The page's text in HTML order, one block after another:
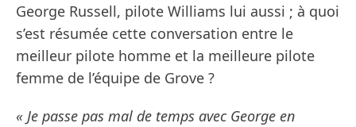
George Russell, pilote Williams lui aussi ; à quoi
s’est résumée cette conversation entre le
meilleur pilote homme et la meilleure pilote
femme de l’équipe de Grove ?
« Je passe pas mal de temps avec George en